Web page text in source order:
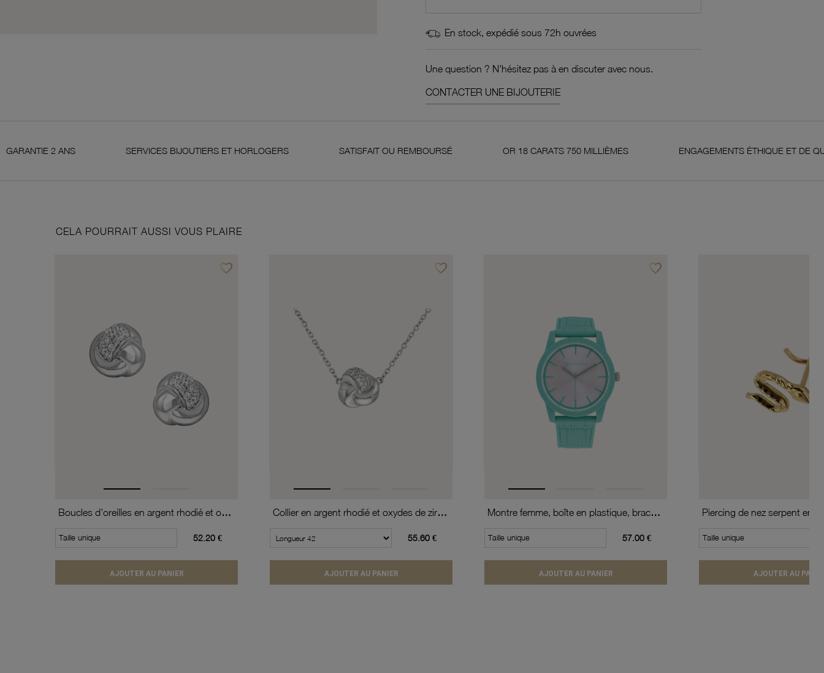
En stock, expédié sous 72h ouvrées
Une question ? N'hésitez pas à en discuter avec nous.
CONTACTER UNE BIJOUTERIE
ANS SERVICES BIJOUTIERS ET HORLOGERS SATISFAIT OU REMBOURSÉ OR 18 CARATS 750 MILLIÈMES ENGAGEMENTS ÉTHIQUE ET DE QUALITÉ
CELA POURRAIT AUSSI VOUS PLAIRE
favorite_borderAjouter à vos favoris
Boucles d'oreilles en argent rhodié et oxydes de zirconium
Taille unique 52.20 €
AJOUTER AU PANIER
favorite_borderAjouter à vos favoris
Collier en argent rhodié et oxydes de zirconium
55.60 €
AJOUTER AU PANIER
favorite_borderAjouter à vos favoris
Montre femme, boîte en plastique, bracelet en silicone et verre minéral
Taille unique 57.00 €
AJOUTER AU PANIER
Piercing de nez serpent en
Taille unique
AJOUTER AU